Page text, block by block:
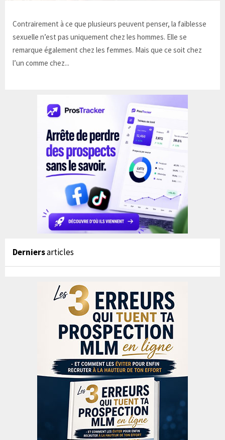
Contrairement à ce que plusieurs peuvent penser, la faiblesse
sexuelle n’est pas uniquement chez les hommes. Elle se
remarque également chez les femmes. Mais que ce soit chez
l’un comme chez...
Derniersarticles